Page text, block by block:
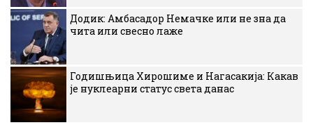
Додик: Амбасадор Немачке или не зна да
чита или свесно лаже
Годишњица Хирошиме и Нагасакија: Какав
је нуклеарни статус света данас